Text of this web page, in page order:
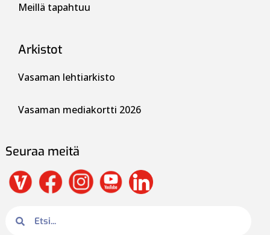
Meillä tapahtuu
Arkistot
Vasaman lehtiarkisto
Vasaman mediakortti 2026
Seuraa meitä